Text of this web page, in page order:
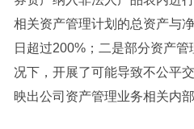
相关资产管理计划的总资产与
日超过200%；二是部分资产
况下，开展了可能导致不公平
映出公司资产管理业务相关内